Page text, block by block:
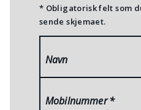
* Obligatorisk felt som
sende skjemaet.
Navn
Mobilnummer*